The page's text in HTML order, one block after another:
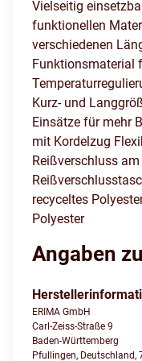
Vielseitig
funktionellen
verschiedenen
Funktionsmaterial
Kurz- und
Einsätze für mehr
mit Kordelzug
Reißverschluss
recyceltes
Polyester
Angaben
ERIMA GmbH
Carl-Zeiss-Straße 9
Baden-Württemberg
Pfullingen, Deutschland,